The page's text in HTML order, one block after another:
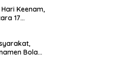
Keenam,
17
Bola